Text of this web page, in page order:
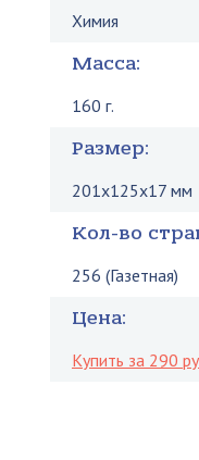
Химия
Масса:
160 г.
Размер:
201x125x17 мм
Кол-во
256 (Газетная)
Цена:
Купить за 290